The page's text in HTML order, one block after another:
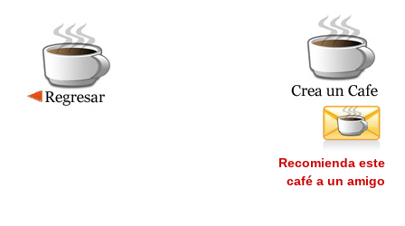
Recomienda este
café a un amigo